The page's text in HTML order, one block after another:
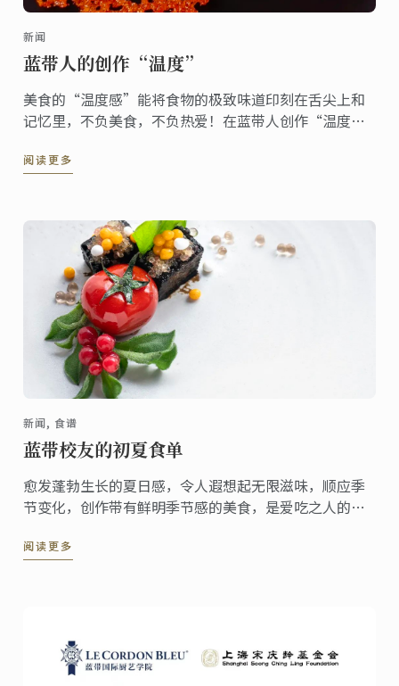
新闻
蓝带人的创作“温度”
美食的“温度感”能将食物的极致味道印刻在舌尖上和
记忆里，不负美食，不负热爱！在蓝带人创作“温度”
阅读更多
新闻, 食谱
蓝带校友的初夏食单
愈发蓬勃生长的夏日感，令人遐想起无限滋味，顺应季
节变化，创作带有鲜明季节感的美食，是爱吃之人的一
创意，为你的时令菜单带去风味活力！
阅读更多